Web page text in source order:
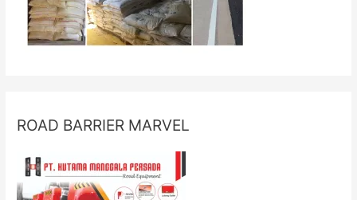
ROAD BARRIER MARVEL